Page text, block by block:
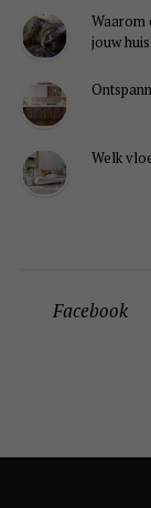
Waarom
jouw huis
Welk
Facebook